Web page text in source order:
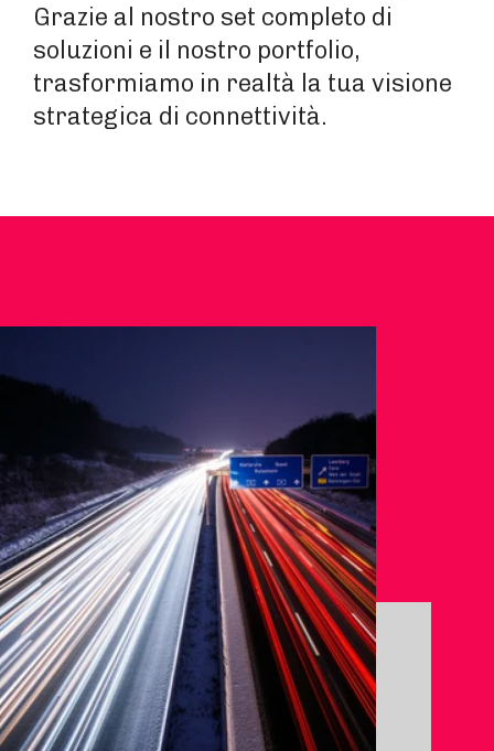
Grazie al nostro set completo di
soluzioni e il nostro portfolio,
trasformiamo in realtà la tua visione
strategica di connettività.